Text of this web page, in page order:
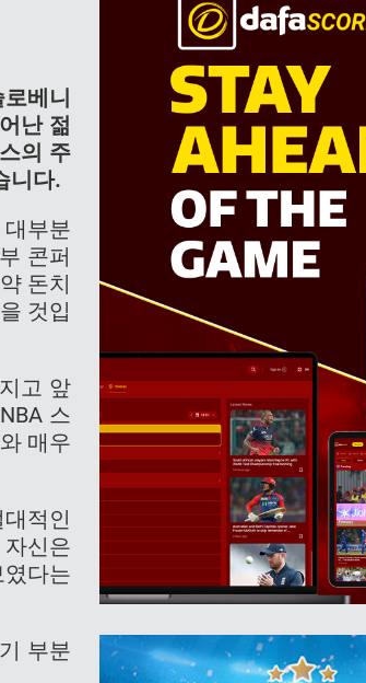
베니
난 젊
의 주
니다.
부분
콘퍼
돈치
것입
고 앞
스
매우
적인
신은
다는
부분